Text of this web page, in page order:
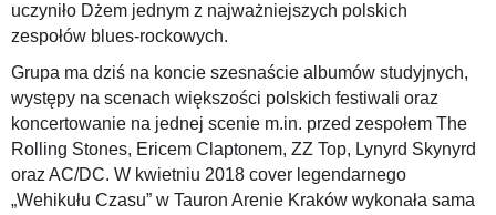
uczyniło Dżem jednym z najważniejszych polskich
zespołów blues-rockowych.
Grupa ma dziś na koncie szesnaście albumów studyjnych,
występy na scenach większości polskich festiwali oraz
koncertowanie na jednej scenie m.in. przed zespołem The
Rolling Stones, Ericem Claptonem, ZZ Top, Lynyrd Skynyrd
oraz AC/DC. W kwietniu 2018 cover legendarnego
„Wehikułu Czasu” w Tauron Arenie Kraków wykonała sama